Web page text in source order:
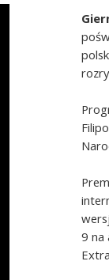
9 na